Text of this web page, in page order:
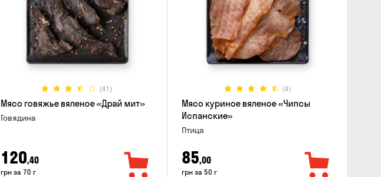
(41)
Мясо говяжье вяленое «Драй мит»
Говядина
120,40
грн за 70 г
(4)
Мясо куриное вяленое «Чипсы
Испанские»
Птица
85,00
грн за 50 г